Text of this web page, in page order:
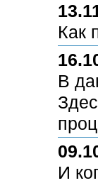
Как
В
И